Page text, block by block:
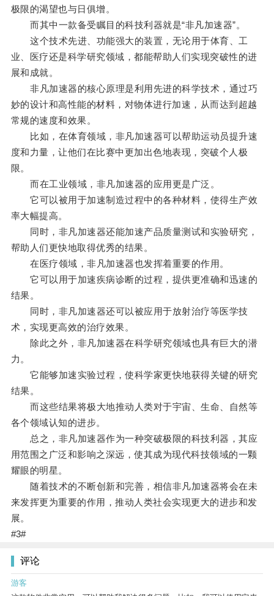
极限的渴望也与日俱增。
而其中一款备受瞩目的科技利器就是“非凡加速器”。
这个技术先进、功能强大的装置，无论用于体育、工
业、医疗还是科学研究领域，都能帮助人们实现突破性的进
展和成就。
非凡加速器的核心原理是利用先进的科学技术，通过巧
妙的设计和高性能的材料，对物体进行加速，从而达到超越
常规的速度和效果。
比如，在体育领域，非凡加速器可以帮助运动员提升速
度和力量，让他们在比赛中更加出色地表现，突破个人极
限。
而在工业领域，非凡加速器的应用更是广泛。
它可以被用于加速制造过程中的各种材料，使得生产效
率大幅提高。
同时，非凡加速器还能加速产品质量测试和实验研究，
帮助人们更快地取得优秀的结果。
在医疗领域，非凡加速器也发挥着重要的作用。
它可以用于加速疾病诊断的过程，提供更准确和迅速的
结果。
同时，非凡加速器还可以被应用于放射治疗等医学技
术，实现更高效的治疗效果。
除此之外，非凡加速器在科学研究领域也具有巨大的潜
力。
它能够加速实验过程，使科学家更快地获得关键的研究
结果。
而这些结果将极大地推动人类对于宇宙、生命、自然等
各个领域认知的进步。
总之，非凡加速器作为一种突破极限的科技利器，其应
用范围之广泛和影响之深远，使其成为现代科技领域的一颗
耀眼的明星。
随着技术的不断创新和完善，相信非凡加速器将会在未
来发挥更为重要的作用，推动人类社会实现更大的进步和发
展。
#3#
评论
游客